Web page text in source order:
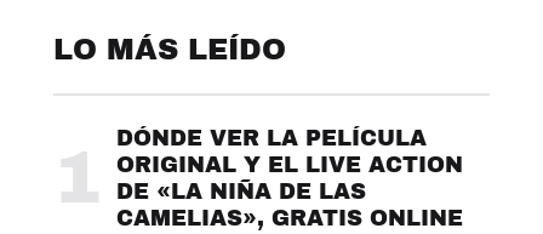
LO MÁS LEÍDO
1
DÓNDE VER LA PELÍCULA
ORIGINAL Y EL LIVE ACTION
DE «LA NIÑA DE LAS
CAMELIAS», GRATIS ONLINE